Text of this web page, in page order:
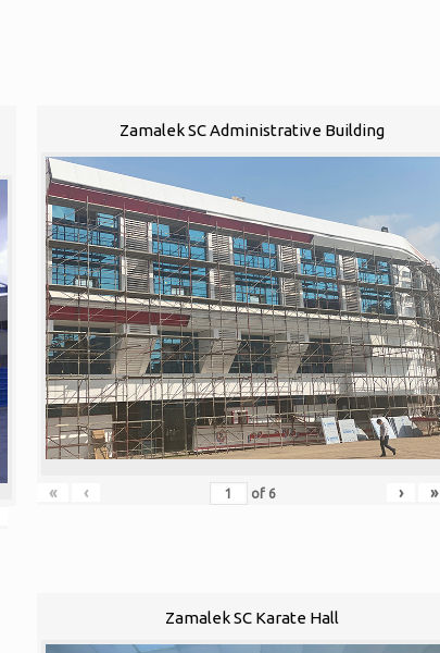
Zamalek SC Administrative Building
« ‹ of 6 › »
Zamalek SC Karate Hall